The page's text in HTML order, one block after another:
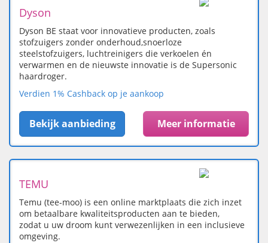
Dyson
Dyson BE staat voor innovatieve producten, zoals
stofzuigers zonder onderhoud,snoerloze
steelstofzuigers, luchtreinigers die verkoelen én
verwarmen en de nieuwste innovatie is de Supersonic
haardroger.
Verdien 1% Cashback op je aankoop
Bekijk aanbieding Meer informatie
TEMU
Temu (tee-moo) is een online marktplaats die zich inzet
om betaalbare kwaliteitsproducten aan te bieden,
zodat u uw droom kunt verwezenlijken in een inclusieve
omgeving.